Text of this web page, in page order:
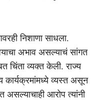
निशाणा साधला.
अभाव असल्याचं सांगत
चिंता व्यक्त केली. राज्य
कार्यक्रमांमध्ये व्यस्त असून
असल्याचाही आरोप त्यांनी